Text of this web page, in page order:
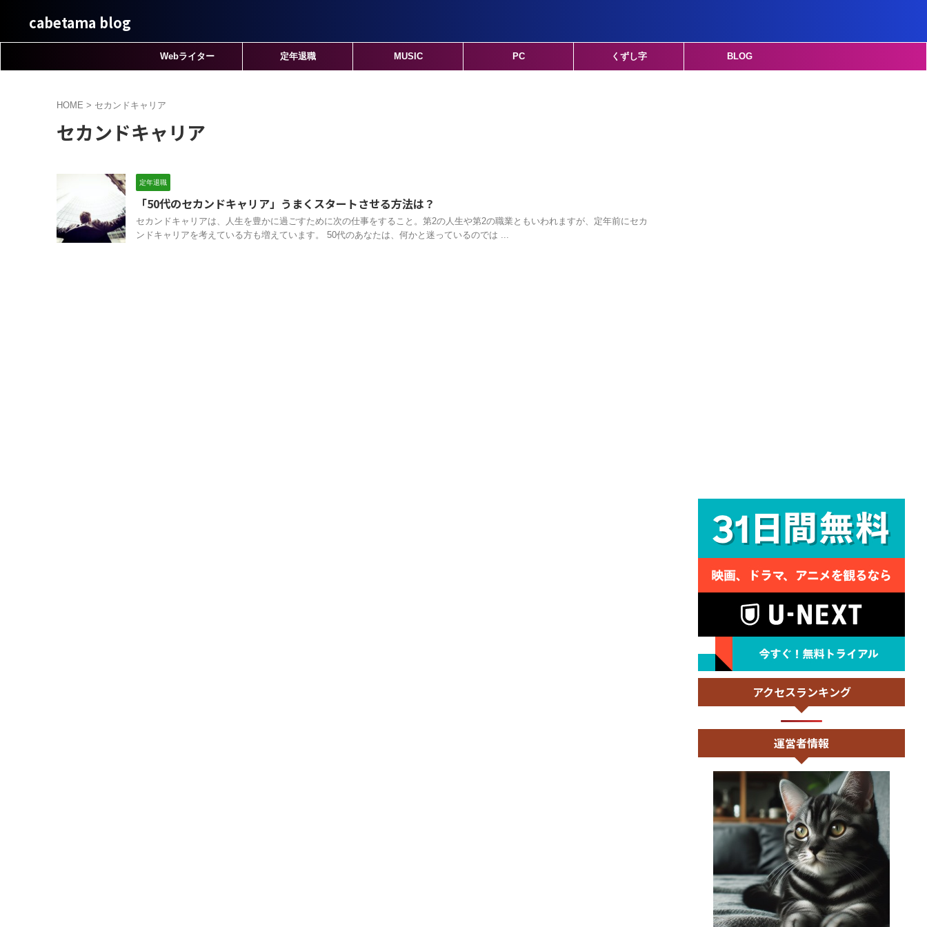
cabetama blog
Webライター 定年退職 MUSIC PC くずし字 BLOG
HOME > セカンドキャリア
セカンドキャリア
定年退職
「50代のセカンドキャリア」うまくスタートさせる方法は？
セカンドキャリアは、人生を豊かに過ごすために次の仕事をすること。第2の人生や第2の職業ともいわれますが、定年前にセカ
ンドキャリアを考えている方も増えています。 50代のあなたは、何かと迷っているのでは ...
アクセスランキング
運営者情報